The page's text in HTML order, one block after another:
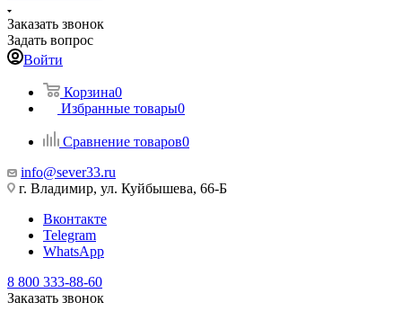
Заказать звонок
Задать вопрос
Войти
Корзина0
Избранные товары0
Сравнение товаров0
info@sever33.ru
г. Владимир, ул. Куйбышева, 66-Б
Вконтакте
Telegram
WhatsApp
8 800 333-88-60
Заказать звонок